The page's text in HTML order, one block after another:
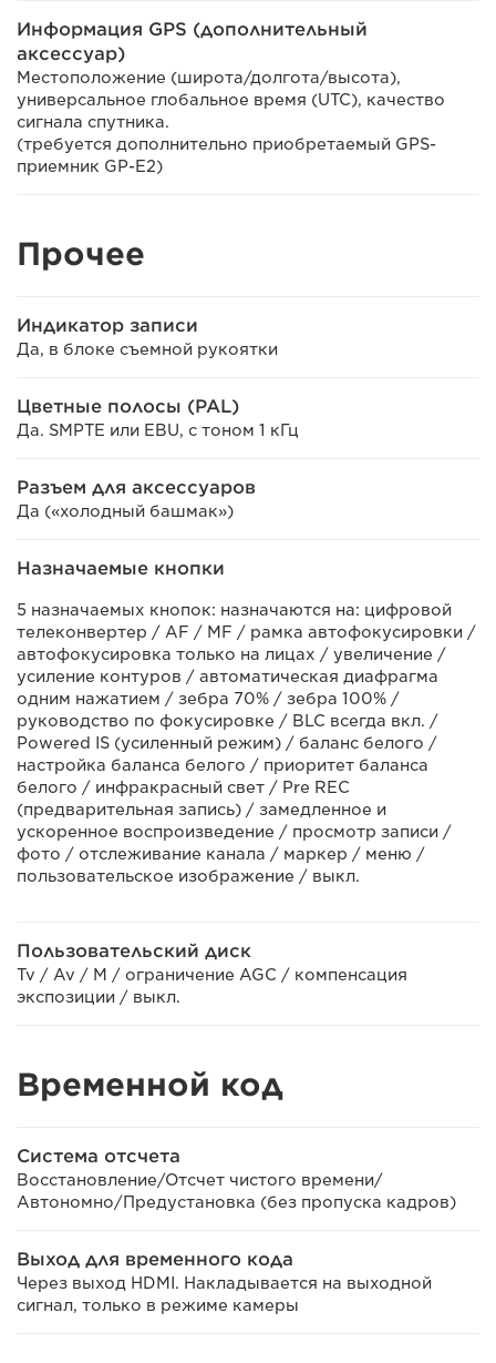
Информация GPS (дополнительный
аксессуар)
Местоположение (широта/долгота/высота),
универсальное глобальное время (UTC), качество
сигнала спутника.
(требуется дополнительно приобретаемый GPS-
приемник GP-E2)
Прочее
Индикатор записи
Да, в блоке съемной рукоятки
Цветные полосы (PAL)
Да. SMPTE или EBU, с тоном 1 кГц
Разъем для аксессуаров
Да («холодный башмак»)
Назначаемые кнопки
5 назначаемых кнопок: назначаются на: цифровой
телеконвертер / AF / MF / рамка автофокусировки /
автофокусировка только на лицах / увеличение /
усиление контуров / автоматическая диафрагма
одним нажатием / зебра 70% / зебра 100% /
руководство по фокусировке / BLC всегда вкл. /
Powered IS (усиленный режим) / баланс белого /
настройка баланса белого / приоритет баланса
белого / инфракрасный свет / Pre REC
(предварительная запись) / замедленное и
ускоренное воспроизведение / просмотр записи /
фото / отслеживание канала / маркер / меню /
пользовательское изображение / выкл.
Пользовательский диск
Tv / Av / M / ограничение AGC / компенсация
экспозиции / выкл.
Временной код
Система отсчета
Восстановление/Отсчет чистого времени/
Автономно/Предустановка (без пропуска кадров)
Выход для временного кода
Через выход HDMI. Накладывается на выходной
сигнал, только в режиме камеры